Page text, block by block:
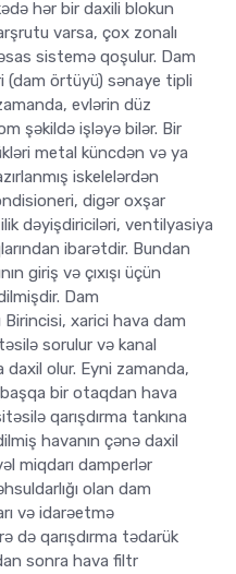
hər bir daxili blokun
varsa, çox zonalı
sistemə qoşulur. Dam
(dam örtüyü) sənaye tipli
evlərin düz
şəkildə işləyə bilər. Bir
metal küncdən və ya
iskelelərdən
digər oxşar
dəyişdiriciləri, ventilyasiya
ibarətdir. Bundan
giriş və çıxışı üçün
Dam
xarici hava dam
sorulur və kanal
daxil olur. Eyni zamanda,
bir otaqdan hava
qarışdırma tankına
havanın çənə daxil
miqdarı damperlər
olan dam
və idarəetmə
də qarışdırma tədarük
sonra hava filtr